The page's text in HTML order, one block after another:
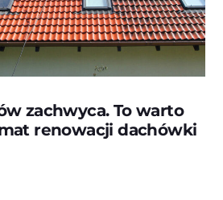
zachwyca. To warto
renowacji dachówki